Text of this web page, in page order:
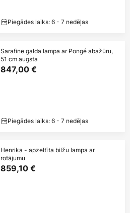
Piegādes laiks: 6 - 7 nedēļas
Sarafine galda lampa ar Pongé abažūru,
51 cm augsta
847,00 €
Piegādes laiks: 6 - 7 nedēļas
Henrika - apzeltīta bilžu lampa ar
rotājumu
859,10 €